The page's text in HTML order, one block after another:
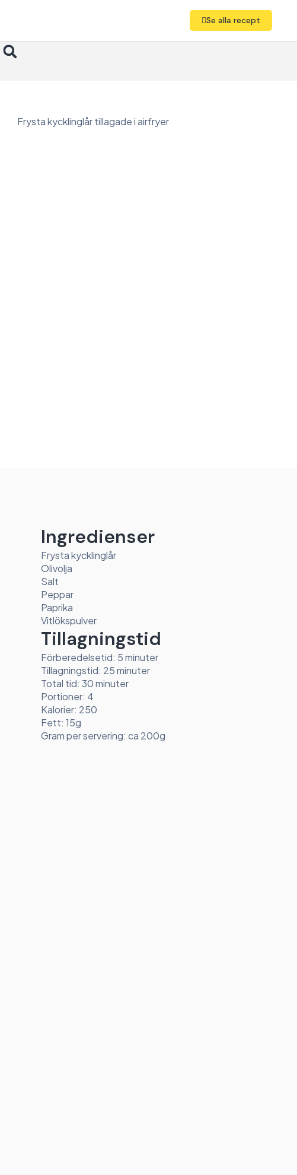
Se alla recept
Ingredienser
Frysta kycklinglår
Olivolja
Salt
Peppar
Paprika
Vitlökspulver
Tillagningstid
Förberedelsetid: 5 minuter
Tillagningstid: 25 minuter
Total tid: 30 minuter
Portioner: 4
Kalorier: 250
Fett: 15g
Gram per servering: ca 200g